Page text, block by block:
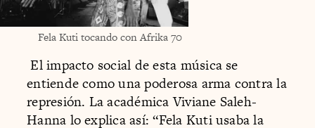
Fela Kuti tocando con Afrika 70
El impacto social de esta música se
entiende como una poderosa arma contra la
represión. La académica Viviane Saleh-
Hanna lo explica así: “Fela Kuti usaba la